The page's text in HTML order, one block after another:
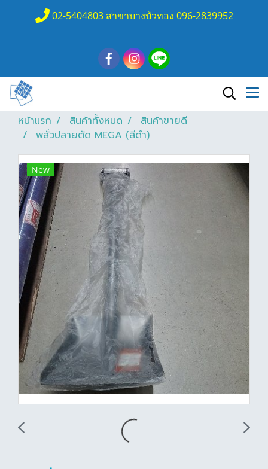
02-5404803 สาขาบางบัวทอง 096-2839952
หน้าแรก สินค้าทั้งหมด
สินค้าขายดี
พลั่วปลายตัด MEGA (สีดำ)
New